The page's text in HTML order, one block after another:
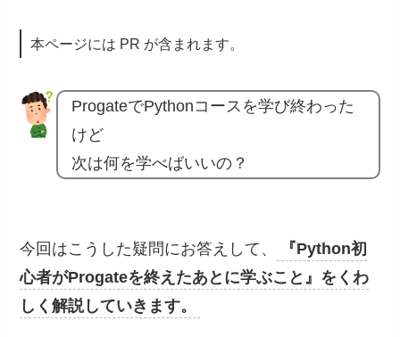
本ページには PR が含まれます。
ProgateでPythonコースを学び終わった
けど
次は何を学べばいいの？
今回はこうした疑問にお答えして、
『Python初
心者がProgateを終えたあとに学ぶこと』をくわ
しく解説していきます。